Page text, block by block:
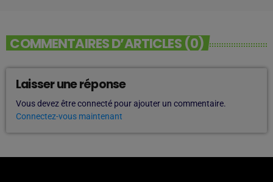
COMMENTAIRES D’ARTICLES (0)
Laisser une réponse
Vous devez être connecté pour ajouter un commentaire.
Connectez-vous maintenant